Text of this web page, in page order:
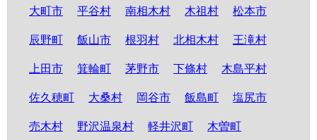
大町市
平谷村 南相木村 木祖村 松本市
辰野町 飯山市 根羽村 北相木村 王滝村
上田市 箕輪町 茅野市 下條村 木島平村
佐久穂町 大桑村 岡谷市 飯島町 塩尻市
売木村 野沢温泉村 軽井沢町 木曽町